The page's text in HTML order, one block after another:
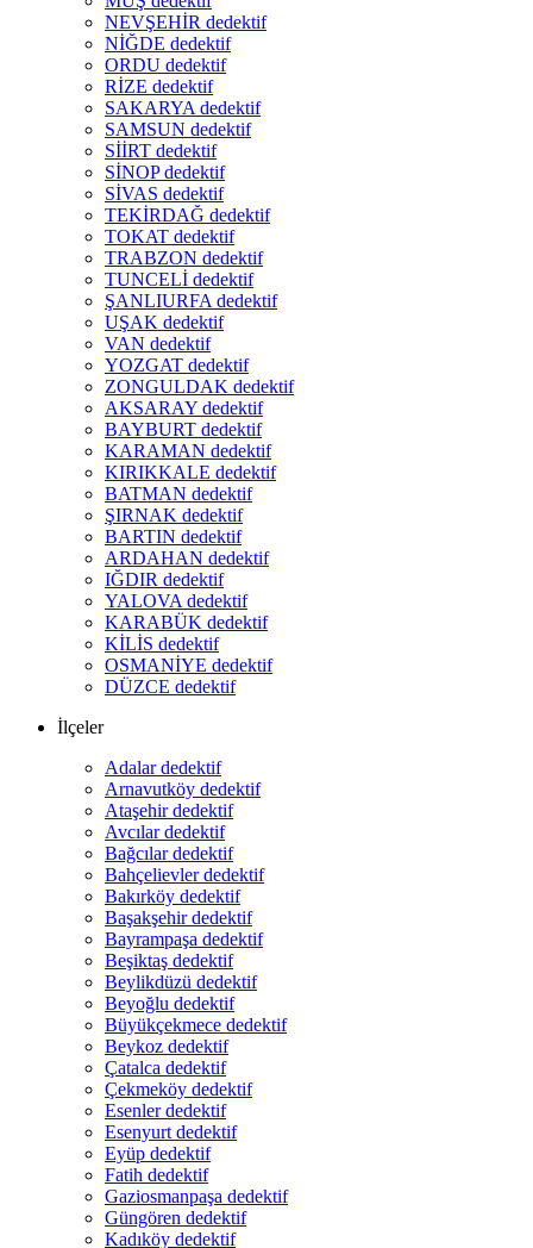
NEVŞEHİR dedektif
NİĞDE dedektif
ORDU dedektif
RİZE dedektif
SAKARYA dedektif
SAMSUN dedektif
SİİRT dedektif
SİNOP dedektif
SİVAS dedektif
TEKİRDAĞ dedektif
TOKAT dedektif
TRABZON dedektif
TUNCELİ dedektif
ŞANLIURFA dedektif
UŞAK dedektif
VAN dedektif
YOZGAT dedektif
ZONGULDAK dedektif
AKSARAY dedektif
BAYBURT dedektif
KARAMAN dedektif
KIRIKKALE dedektif
BATMAN dedektif
ŞIRNAK dedektif
BARTIN dedektif
ARDAHAN dedektif
IĞDIR dedektif
YALOVA dedektif
KARABÜK dedektif
KİLİS dedektif
OSMANİYE dedektif
DÜZCE dedektif
İlçeler
Adalar dedektif
Arnavutköy dedektif
Ataşehir dedektif
Avcılar dedektif
Bağcılar dedektif
Bahçelievler dedektif
Bakırköy dedektif
Başakşehir dedektif
Bayrampaşa dedektif
Beşiktaş dedektif
Beylikdüzü dedektif
Beyoğlu dedektif
Büyükçekmece dedektif
Beykoz dedektif
Çatalca dedektif
Çekmeköy dedektif
Esenler dedektif
Esenyurt dedektif
Eyüp dedektif
Fatih dedektif
Gaziosmanpaşa dedektif
Güngören dedektif
Kadıköy dedektif